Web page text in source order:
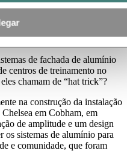
de fachada de alumínio
centros de treinamento no
chamam de “hat trick”?
na construção da instalação
em Cobham, em
de amplitude e um design
os sistemas de alumínio para
e comunidade, que foram